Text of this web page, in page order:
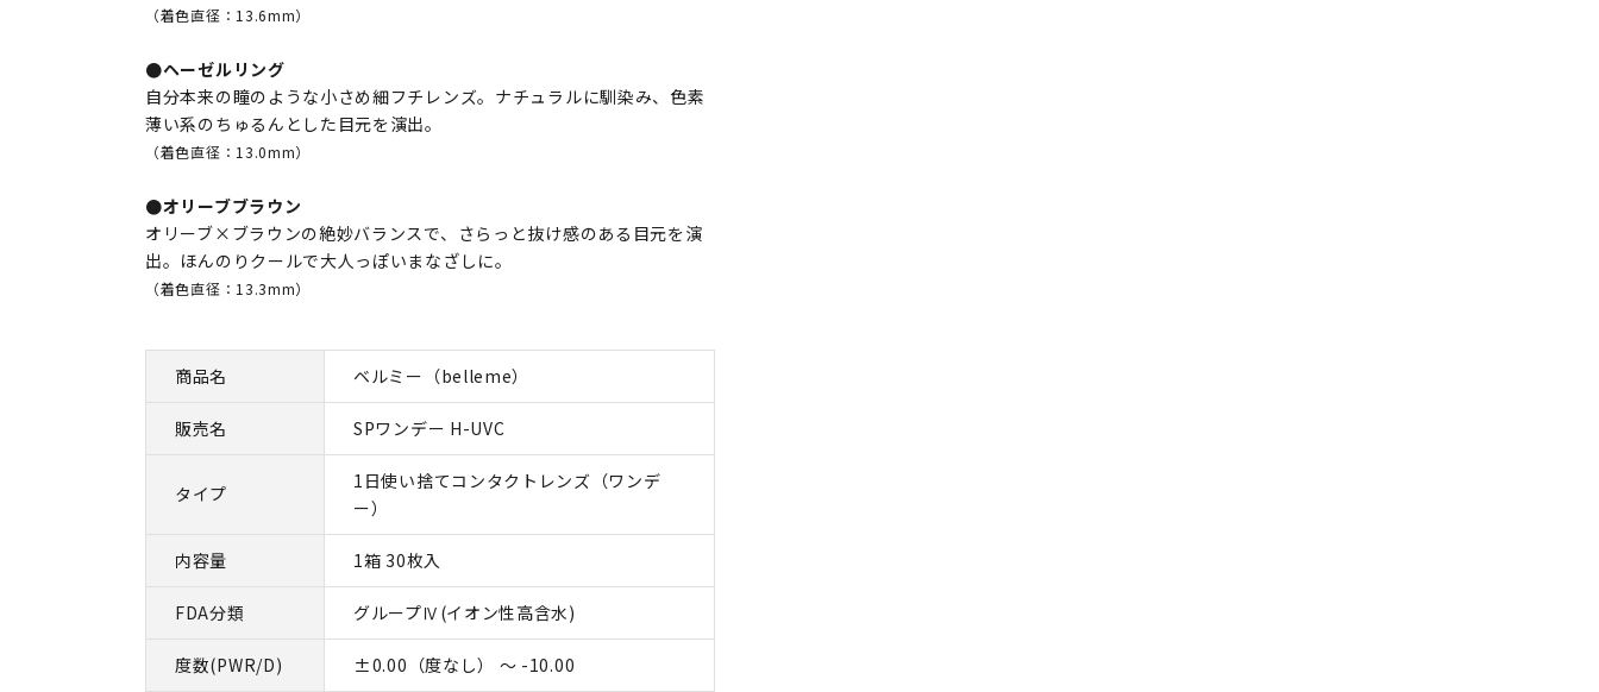
（着色直径：13.6mm）
●ヘーゼルリング
自分本来の瞳のような小さめ細フチレンズ。ナチュラルに馴染み、色素
薄い系のちゅるんとした目元を演出。
（着色直径：13.0mm）
●オリーブブラウン
オリーブ×ブラウンの絶妙バランスで、さらっと抜け感のある目元を演
出。ほんのりクールで大人っぽいまなざしに。
（着色直径：13.3mm）
商品名 ベルミー（belleme）
販売名 SPワンデー H-UVC
タイプ
1日使い捨てコンタクトレンズ（ワンデ
ー）
内容量 1箱 30枚入
FDA分類 グループⅣ(イオン性高含水)
度数(PWR/D) ±0.00（度なし） ～ -10.00